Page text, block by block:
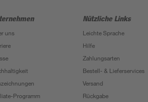
uns
Programm
Nützliche Links
Leichte Sprache
Hilfe
Zahlungsarten
Bestell- & Lieferservices
Versand
Rückgabe